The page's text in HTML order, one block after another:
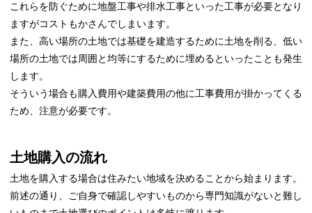
これらを防ぐために地盤工事や排水工事といった工事が必要となり
ますがコストもかさんでしまいます。
また、高い場所の土地では基礎を建造するために土地を削る、低い
場所の土地では周囲と均等にするために埋めるといったことも発生
します。
そういう場合も購入費用や建築費用の他に工事費用が掛かってくる
ため、注意が必要です。
土地購入の流れ
土地を購入する場合は住みたい地域を決めることから始まります。
前述の通り、ご自身で確認しやすいものから専門知識がないと難し